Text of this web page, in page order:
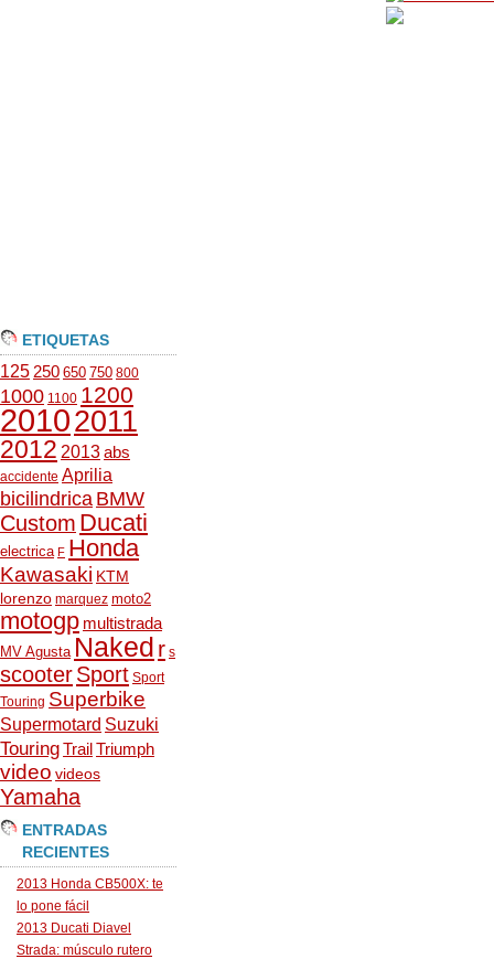
ETIQUETAS
125 250 650 750 800
1000 1100 1200
20102011
2012 2013abs
accidente Aprilia
bicilindrica BMW
Custom Ducati
electrica F Honda
Kawasaki KTM
lorenzo marquez moto2
motogp multistrada
MV Agusta Naked r s
scooterSport Sport
Touring Superbike
Supermotard Suzuki
TouringTrailTriumph
video videos
Yamaha
ENTRADAS
RECIENTES
2013 Honda CB500X: te
lo pone fácil
2013 Ducati Diavel
Strada: músculo rutero